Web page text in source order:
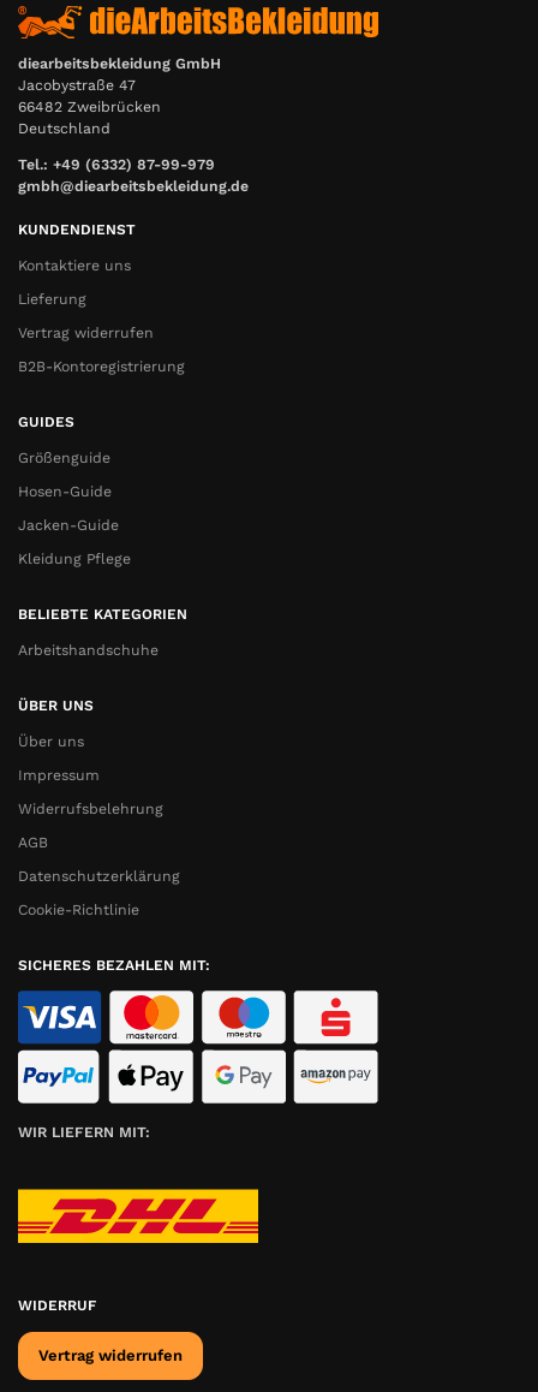
diearbeitsbekleidung GmbH
Jacobystraße 47
66482 Zweibrücken
Deutschland
Tel.: +49 (6332) 87-99-979
gmbh@diearbeitsbekleidung.de
KUNDENDIENST
Kontaktiere uns
Lieferung
Vertrag widerrufen
B2B-Kontoregistrierung
GUIDES
Größenguide
Hosen-Guide
Jacken-Guide
Kleidung Pflege
BELIEBTE KATEGORIEN
Arbeitshandschuhe
ÜBER UNS
Über uns
Impressum
Widerrufsbelehrung
AGB
Datenschutzerklärung
Cookie-Richtlinie
SICHERES BEZAHLEN MIT:
WIR LIEFERN MIT:
WIDERRUF
Vertrag widerrufen